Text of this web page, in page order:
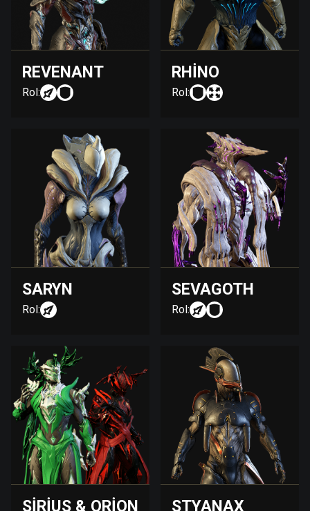
REVENANT
Rol:
RHINO
Rol:
SARYN
Rol:
SEVAGOTH
Rol:
SIRIUS & ORION STYANAX